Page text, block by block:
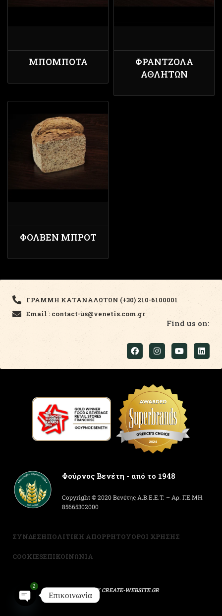
ΜΠΟΜΠΌΤΑ
ΦΡΑΝΤΖΌΛΑ
ΑΘΛΗΤΏΝ
ΦΟΛΒΕΝ ΜΠΡΟΤ
ΓΡΑΜΜΗ ΚΑΤΑΝΑΛΩΤΩΝ (+30) 210-6100001
Email : contact-us@venetis.com.gr
Find us on:
Φούρνος Βενέτη - από το 1948
Copyright © 2020 Βενέτης Α.Β.Ε.Ε.Τ. – Αρ. Γ.Ε.ΜΗ.
85665302000
ΣΥΝΔΕΣΗΠΟΛΙΤΙΚΗ ΑΠΟΡΡΗΤΟΥΟΡΟΙ ΧΡΗΣΗΣ
COOKIESΕΠΙΚΟΙΝΩΝΙΑ
POWERED BY CREATE-WEBSITE.GR
Επικοινωνία
2